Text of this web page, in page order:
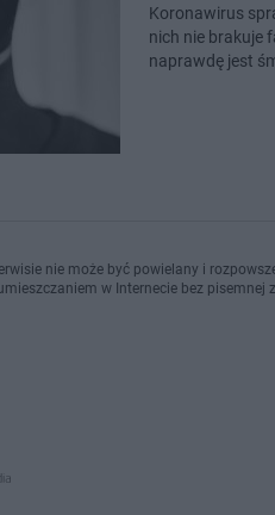
Koronawirus
nich nie brakuje
naprawdę jest
nie może być powielany i
w Internecie bez